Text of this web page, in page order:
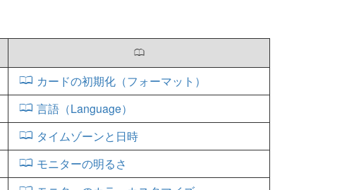
0
カードの初期化（フォーマット）
言語（Language）
タイムゾーンと日時
モニターの明るさ